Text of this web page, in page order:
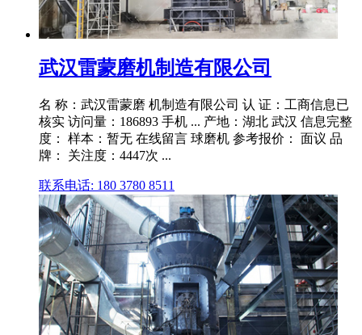
武汉雷蒙磨机制造有限公司
名 称：武汉雷蒙磨 机制造有限公司 认 证：工商信息已
核实 访问量：186893 手机 ... 产地：湖北 武汉 信息完整
度： 样本：暂无 在线留言 球磨机 参考报价： 面议 品
牌： 关注度：4447次 ...
联系电话: 180 3780 8511